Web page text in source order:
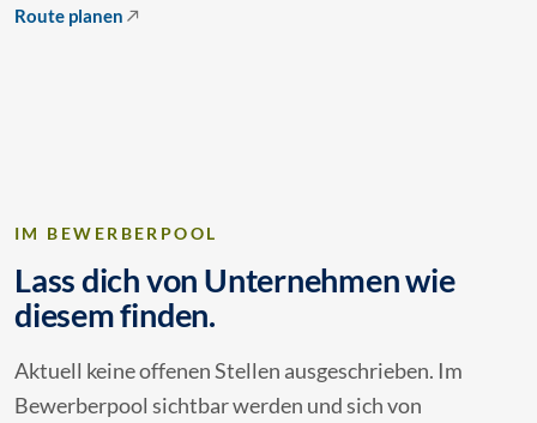
Route planen
IM BEWERBERPOOL
Lass dich von Unternehmen wie
diesem finden.
Aktuell keine offenen Stellen ausgeschrieben. Im
Bewerberpool sichtbar werden und sich von